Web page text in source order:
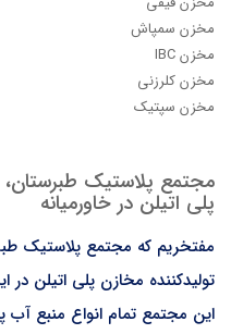
مخزن سمپاش
مخزن IBC
مخزن کلرزنی
مخزن سپتیک
مجتمع پلاستیک طبرستان،
پلی اتیلن در خاورمیانه
مفتخریم که مجتمع پلاستیک
تولیدکننده مخازن پلی اتیلن در
این مجتمع تمام انواع منبع آب